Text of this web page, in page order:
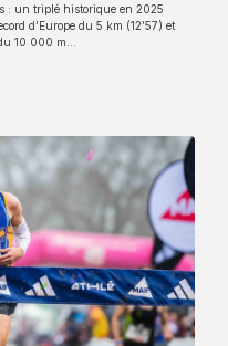
: un triplé historique en 2025
d’Europe du 5 km (12’57) et
10 000 m…